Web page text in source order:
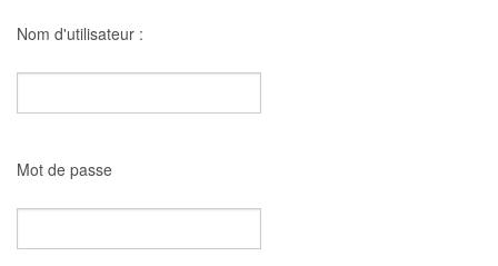
Nom d'utilisateur :
Mot de passe